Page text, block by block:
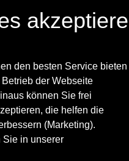
den besten Service bieten
der Webseite
können Sie frei
die helfen die
(Marketing).
Sie in unserer
Press release
(opens in
Vienna
Hirte
More
critic – lives and
– artist – lives and